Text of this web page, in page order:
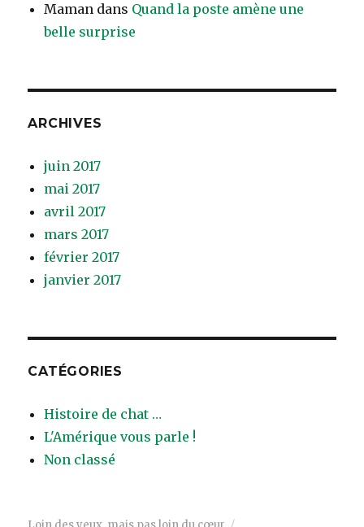
Maman dans Quand la poste amène une
belle surprise
ARCHIVES
juin 2017
mai 2017
avril 2017
mars 2017
février 2017
janvier 2017
CATÉGORIES
Histoire de chat …
L'Amérique vous parle !
Non classé